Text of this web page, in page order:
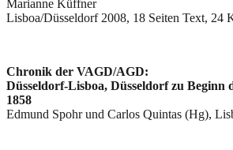
Marianne Küffner
Lisboa/Düsseldorf 2008, 18 Seiten Text, 24
Chronik der VAGD/AGD:
Düsseldorf-Lisboa, Düsseldorf zu Beginn
1858
Edmund Spohr und Carlos Quintas (Hg),